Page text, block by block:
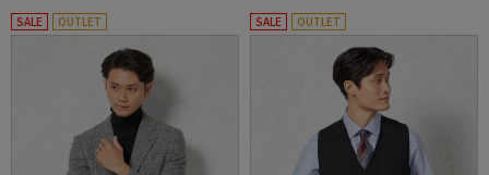
SALE OUTLET SALE OUTLET